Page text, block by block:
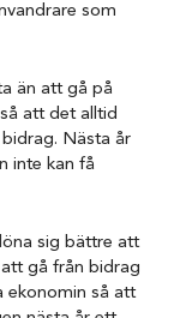
som
än att gå på
att det alltid
Nästa år
inte kan få
sig bättre att
gå från bidrag
ekonomin så att